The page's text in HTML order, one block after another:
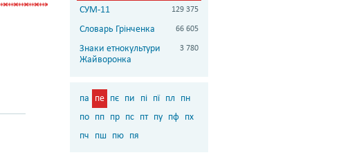
СУМ-11 129 375
Словарь Грінченка 66 605
Знаки етнокультури
Жайворонка
3 780
па пе пє пи пі пї пл
пн
по пп пр пс пт пу пф пх
пч
пш пю пя